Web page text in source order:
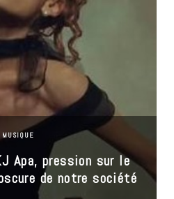
MUSIQUE
Apa, pression sur le
de notre société